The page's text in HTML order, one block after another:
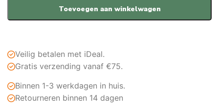
Toevoegen aan winkelwagen
Veilig betalen met iDeal.
Gratis verzending vanaf €75.
Binnen 1-3 werkdagen in huis.
Retourneren binnen 14 dagen